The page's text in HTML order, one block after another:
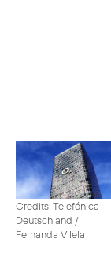
Credits: Telefónica
Deutschland /
Fernanda Vilela